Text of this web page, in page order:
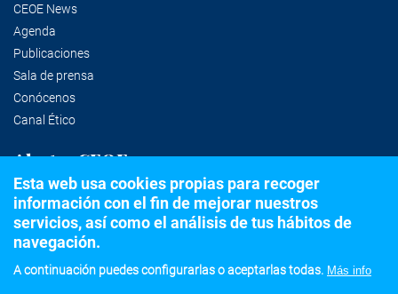
CEOE News
Agenda
Publicaciones
Sala de prensa
Conócenos
Canal Ético
Alertas CEOE
Suscríbete a la newsletter
Esta web usa cookies propias para recoger
información con el fin de mejorar nuestros
servicios, así como el análisis de tus hábitos de
navegación.
A continuación puedes configurarlas o aceptarlas todas. Más info